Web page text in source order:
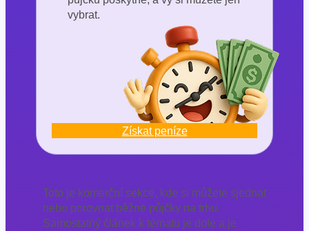
vybrat.
Získat peníze
Toto je komerční sekce, kde si můžete sjednat
nebo porovnat běžné půjčky na trhu.
Samostatný článek k tématu je dole a je